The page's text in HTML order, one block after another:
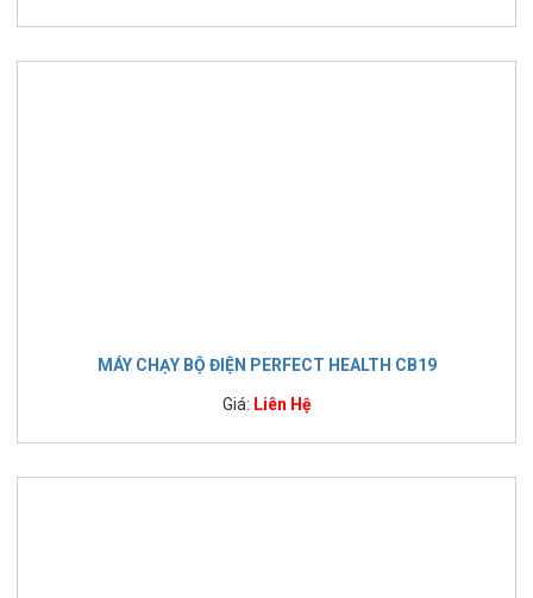
MÁY CHẠY BỘ ĐIỆN PERFECT HEALTH CB19
Giá: Liên Hệ